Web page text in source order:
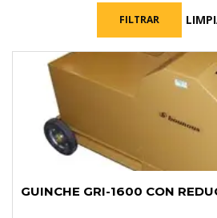
FILTRAR
GUINCHE GRI-1600 CON